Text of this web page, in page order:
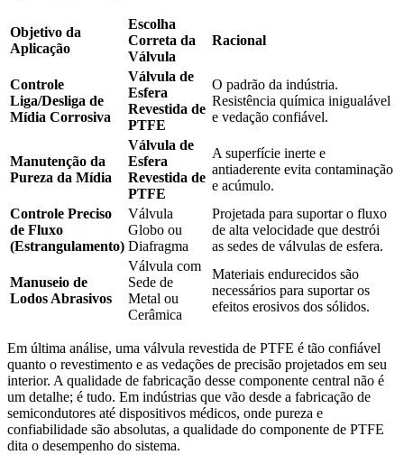
Objetivo da
Aplicação
Escolha
Correta da
Válvula
Racional
Controle
Liga/Desliga de
Mídia Corrosiva
Válvula de
Esfera
Revestida de
PTFE
O padrão da indústria.
Resistência química inigualável
e vedação confiável.
Manutenção da
Pureza da Mídia
Válvula de
Esfera
Revestida de
PTFE
A superfície inerte e
antiaderente evita contaminação
e acúmulo.
Controle Preciso
de Fluxo
(Estrangulamento)
Válvula
Globo ou
Diafragma
Projetada para suportar o fluxo
de alta velocidade que destrói
as sedes de válvulas de esfera.
Manuseio de
Lodos Abrasivos
Válvula com
Sede de
Metal ou
Cerâmica
Materiais endurecidos são
necessários para suportar os
efeitos erosivos dos sólidos.
Em última análise, uma válvula revestida de PTFE é tão confiável
quanto o revestimento e as vedações de precisão projetados em seu
interior. A qualidade de fabricação desse componente central não é
um detalhe; é tudo. Em indústrias que vão desde a fabricação de
semicondutores até dispositivos médicos, onde pureza e
confiabilidade são absolutas, a qualidade do componente de PTFE
dita o desempenho do sistema.